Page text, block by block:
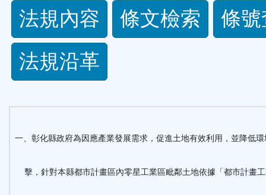
法
規
功
能
法規內容 條文檢索
條
法規沿革
一、彰化縣政府為因應產業發展需求，促進土地有效利用，並降低環
擊，針對本縣都市計畫區內零星工業區毗鄰土地依據「都市計畫